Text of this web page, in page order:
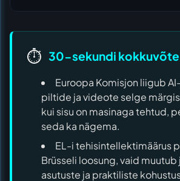
⏱️ 30-sekundi kokkuvõte
Euroopa Komisjon liigub
piltide ja videote selge
kui sisu on masinaga tehtud,
seda ka nägema.
EL-i tehisintellektimäärus
Brüsseli loosung, vaid muutub
asutuste ja praktiliste